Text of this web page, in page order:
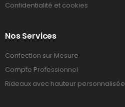
Confidentialité et cookies
Nos Services
Confection sur Mesure
Compte Professionnel
Rideaux avec hauteur personnalisée